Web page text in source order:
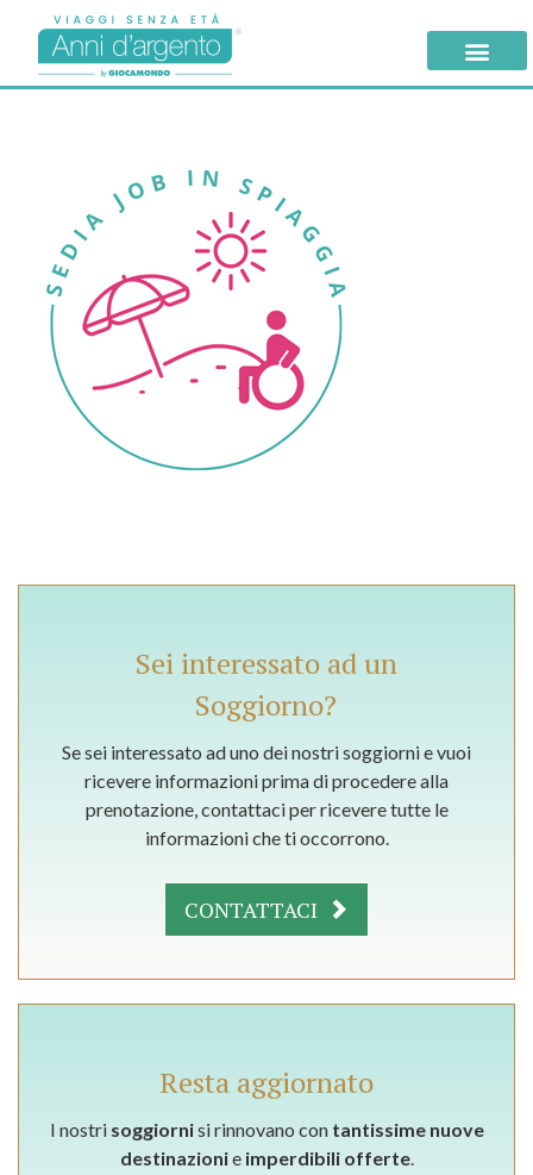
Sei interessato ad un
Soggiorno?
Se sei interessato ad uno dei nostri soggiorni e vuoi
ricevere informazioni prima di procedere alla
prenotazione, contattaci per ricevere tutte le
informazioni che ti occorrono.
CONTATTACI
Resta aggiornato
I nostri soggiornisi rinnovano con tantissime nuove
destinazionie imperdibili offerte.